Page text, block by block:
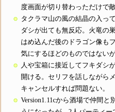
度画面が切り替わっただけで
タクラマ山の風の結晶の入っ
ダシが出ても無反応。火竜の
はめ込んだ後のドラゴン像も
気にするほどのものではないが
人や宝箱に接近してフキダシ
開ける。セリフを話しながら
キャンセルすれば問題ない。
Version1.11cから酒場で仲間